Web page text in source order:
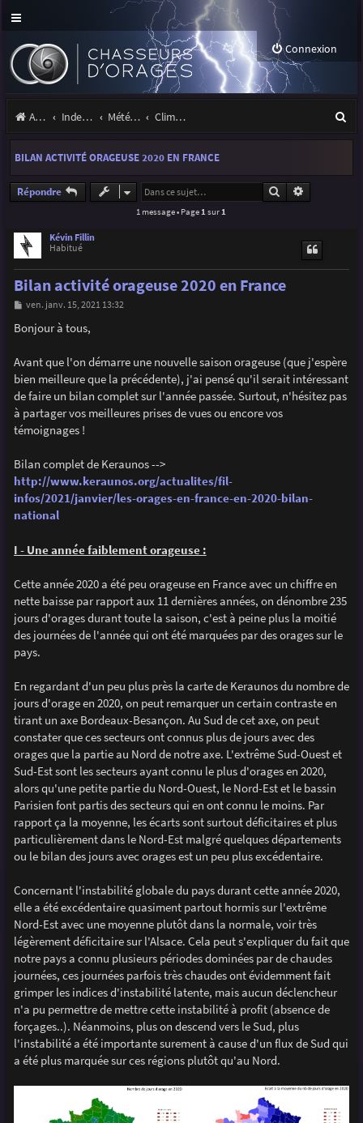
Connexion
Accueil Index du forum Météo et climatologie des orages Climatologie des orages
e
BILAN ACTIVITÉ ORAGEUSE 2020 EN FRANCE
Répondre Rechercher
1 message • Page 1 sur 1
Kévin Fillin
Habitué
Bilan activité orageuse 2020 en France
M
s
s
e
ven. janv. 15, 2021 13:32
Bonjour à tous,
Avant que l'on démarre une nouvelle saison orageuse (que j'espère
bien meilleure que la précédente), j'ai pensé qu'il serait intéressant
de faire un bilan complet sur l'année passée. Surtout, n'hésitez pas
à partager vos meilleures prises de vues ou encore vos
témoignages !
Bilan complet de Keraunos -->
http://www.keraunos.org/actualites/fil-
infos/2021/janvier/les-orages-en-france-en-2020-bilan-
national
I - Une année faiblement orageuse :
Cette année 2020 a été peu orageuse en France avec un chiffre en
nette baisse par rapport aux 11 dernières années, on dénombre 235
jours d'orages durant toute la saison, c'est à peine plus la moitié
des journées de l'année qui ont été marquées par des orages sur le
pays.
En regardant d'un peu plus près la carte de Keraunos du nombre de
jours d'orage en 2020, on peut remarquer un certain contraste en
tirant un axe Bordeaux-Besançon. Au Sud de cet axe, on peut
constater que ces secteurs ont connus plus de jours avec des
orages que la partie au Nord de notre axe. L'extrême Sud-Ouest et
Sud-Est sont les secteurs ayant connu le plus d'orages en 2020,
alors qu'une petite partie du Nord-Ouest, le Nord-Est et le bassin
Parisien font partis des secteurs qui en ont connu le moins. Par
rapport ça la moyenne, les écarts sont surtout déficitaires et plus
particulièrement dans le Nord-Est malgré quelques départements
ou le bilan des jours avec orages est un peu plus excédentaire.
Concernant l'instabilité globale du pays durant cette année 2020,
elle a été excédentaire quasiment partout hormis sur l'extrême
Nord-Est avec une moyenne plutôt dans la normale, voir très
légèrement déficitaire sur l'Alsace. Cela peut s'expliquer du fait que
notre pays a connu plusieurs périodes dominées par de chaudes
journées, ces journées parfois très chaudes ont évidemment fait
grimper les indices d'instabilité latente, mais aucun déclencheur
n'a pu permettre de mettre cette instabilité à profit (absence de
forçages..). Néanmoins, plus on descend vers le Sud, plus
l'instabilité a été importante surement à cause d'un flux de Sud qui
a été plus marquée sur ces régions plutôt qu'au Nord.